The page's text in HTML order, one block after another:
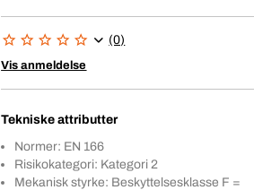
(0)
Vis anmeldelse
Tekniske attributter
Normer: EN 166
Risikokategori: Kategori 2
Mekanisk styrke: Beskyttelsesklasse F =